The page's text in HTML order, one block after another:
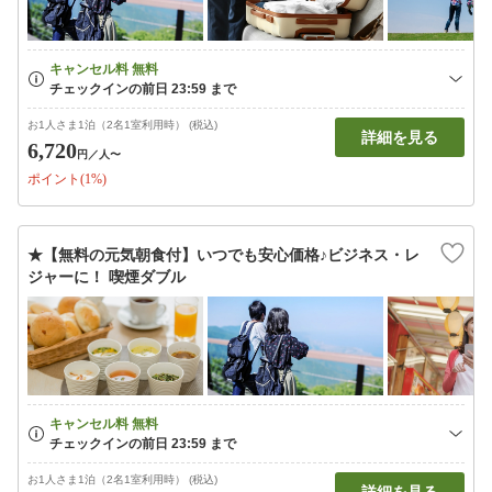
お1人さま1泊（2名1室利用時） (税込)
6,720円 ／人〜
ポイント(1%)
詳細を見る
★【無料の元気朝食付】いつでも安心価格♪ビジネス・レ
ジャーに！ 喫煙ダブル
お1人さま1泊（2名1室利用時） (税込)